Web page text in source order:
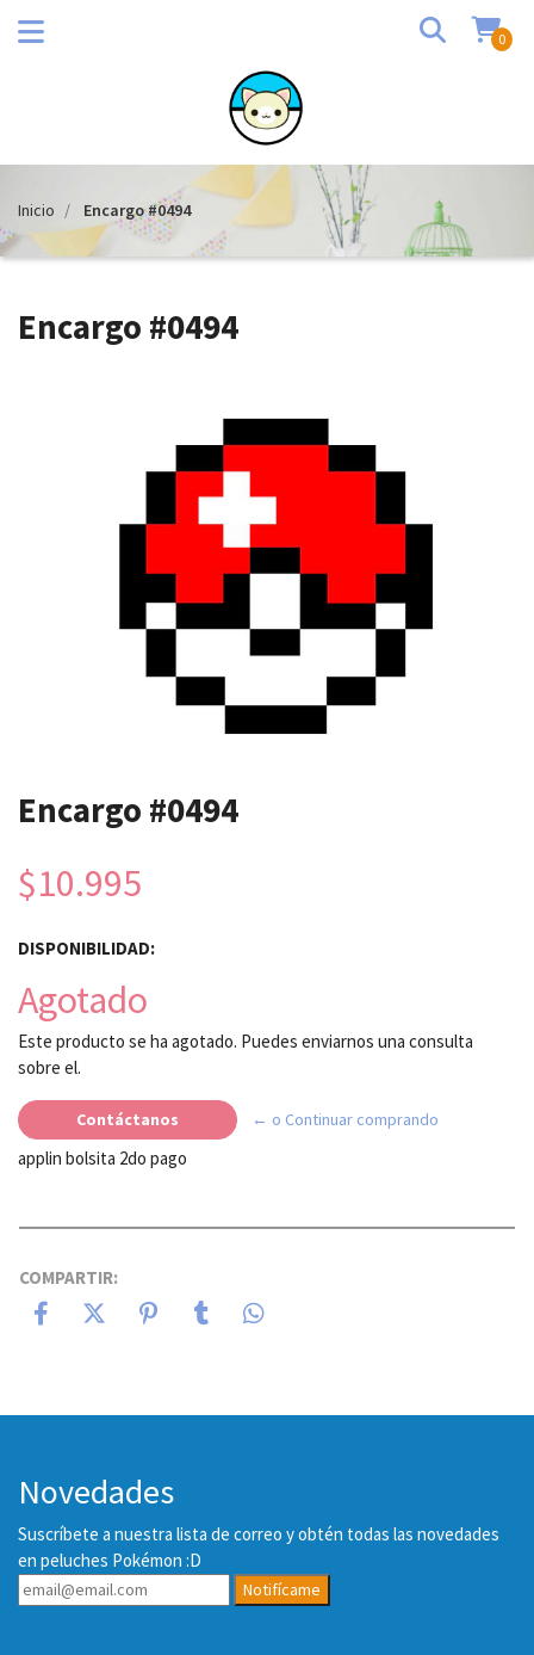
0
Inicio Encargo #0494
Encargo #0494
Encargo #0494
$10.995
DISPONIBILIDAD:
Agotado
Este producto se ha agotado. Puedes enviarnos una consulta
sobre el.
Contáctanos ← o Continuar comprando
applin bolsita 2do pago
COMPARTIR:
Novedades
Suscríbete a nuestra lista de correo y obtén todas las novedades
en peluches Pokémon :D
Notifícame